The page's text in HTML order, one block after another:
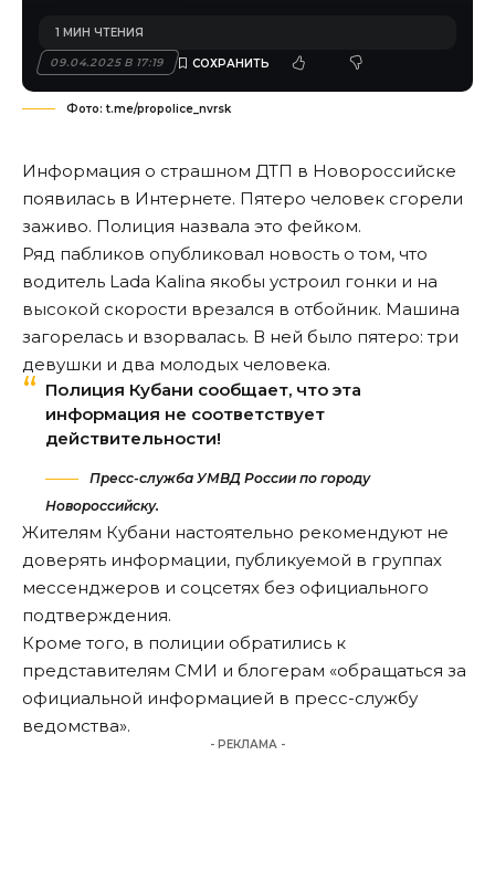
09.04.2025 В 17:19
1 МИН ЧТЕНИЯ
Фото: t.me/propolice_nvrsk
Информация о страшном ДТП в Новороссийске
появилась в Интернете. Пятеро человек сгорели
заживо. Полиция назвала это фейком.
Ряд пабликов опубликовал новость о том, что
водитель Lada Kalina якобы устроил гонки и на
высокой скорости врезался в отбойник. Машина
загорелась и взорвалась. В ней было пятеро: три
девушки и два молодых человека.
Полиция Кубани сообщает, что эта
информация не соответствует
действительности!
Пресс-служба УМВД России по городу
Новороссийску.
Жителям Кубани настоятельно рекомендуют не
доверять информации, публикуемой в группах
мессенджеров и соцсетях без официального
подтверждения.
Кроме того, в полиции обратились к
представителям СМИ и блогерам «обращаться за
официальной информацией в пресс-службу
ведомства».
- РЕКЛАМА -